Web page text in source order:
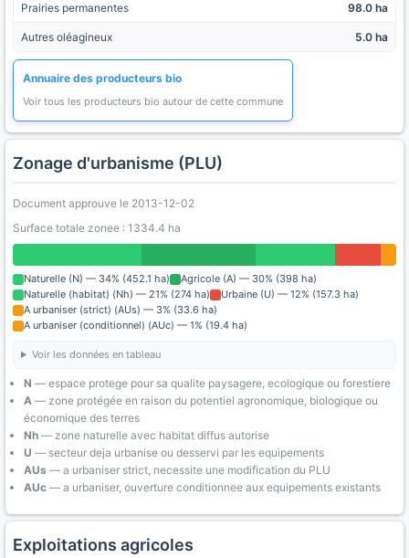
Prairies permanentes 98.0 ha
Autres oléagineux 5.0 ha
Annuaire des producteurs bio
Voir tous les producteurs bio autour de cette commune
Zonage d'urbanisme (PLU)
Document approuve le 2013-12-02
Surface totale zonee : 1334.4 ha
Naturelle (N) — 34% (452.1 ha)
Agricole (A) — 30% (398 ha)
Naturelle (habitat) (Nh) — 21% (274 ha)
Urbaine (U) — 12% (157.3 ha)
A urbaniser (strict) (AUs) — 3% (33.6 ha)
A urbaniser (conditionnel) (AUc) — 1% (19.4 ha)
Voir les données en tableau
N — espace protege pour sa qualite paysagere, ecologique ou forestiere
A — zone protégée en raison du potentiel agronomique, biologique ou
économique des terres
Nh — zone naturelle avec habitat diffus autorise
U — secteur deja urbanise ou desservi par les equipements
AUs — a urbaniser strict, necessite une modification du PLU
AUc — a urbaniser, ouverture conditionnee aux equipements existants
Exploitations agricoles